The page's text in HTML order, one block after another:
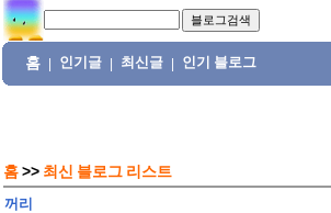
홈 인기글 최신글 인기 블로그
홈 >>최신 블로그 리스트
꺼리